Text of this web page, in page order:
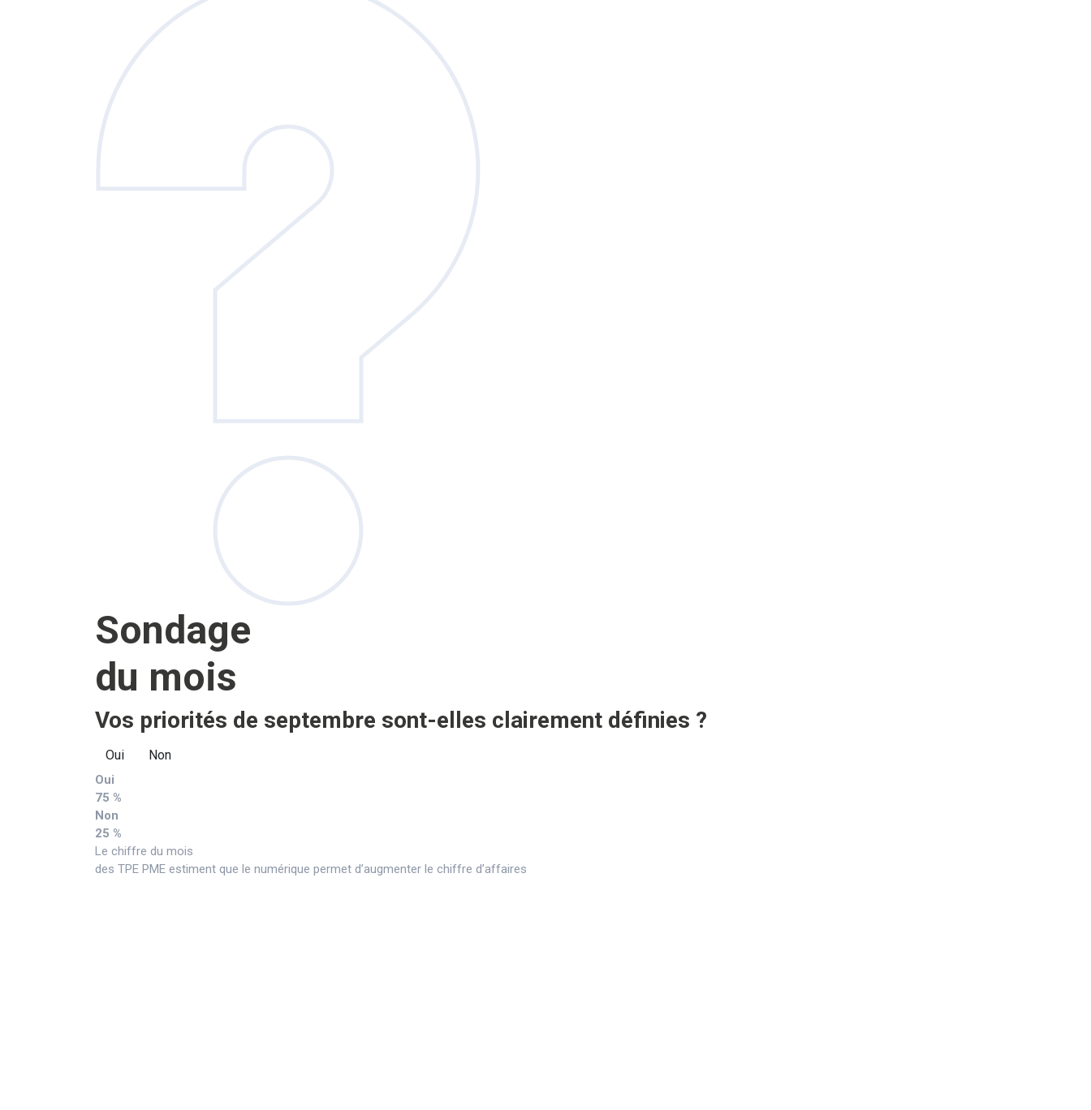
Sondage
du mois
Vos priorités de septembre sont-elles clairement définies ?
Oui Non
Oui
75 %
Non
25 %
Le chiffre du mois
des TPE PME estiment que le numérique permet d’augmenter le chiffre d’affaires